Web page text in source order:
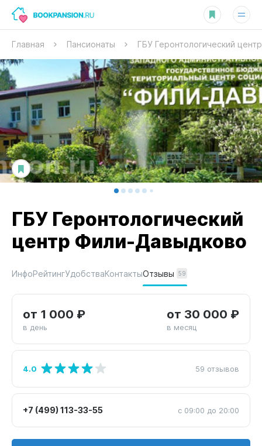
Главная Пансионаты ГБУ Геронтологический
ГБУ Геронтологический
центр Фили-Давыдково
ИнфоРейтингУдобстваКонтактыОтзывы 59
от 1 000 ₽
в день
от 30 000 ₽
в месяц
4.0 59 отзывов
+7 (499) 113-33-55 с 09:00 до 20:00